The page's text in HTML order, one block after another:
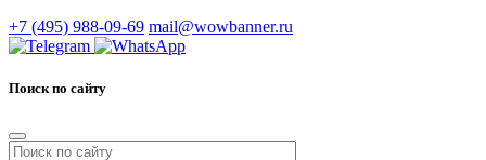
+7 (495) 988-09-69 mail@wowbanner.ru
Поиск по сайту